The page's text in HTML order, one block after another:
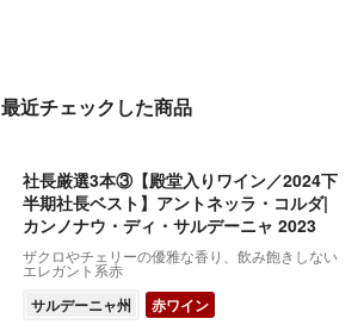
最近チェックした商品
社長厳選3本③【殿堂入りワイン／2024下
半期社長ベスト】アントネッラ・コルダ|
カンノナウ・ディ・サルデーニャ 2023
ザクロやチェリーの優雅な香り、飲み飽きしない
エレガント系赤
サルデーニャ州 赤ワイン